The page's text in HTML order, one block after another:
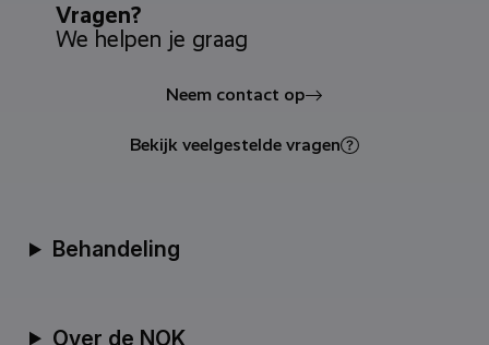
Vragen?
We helpen je graag
Neem contact op
Bekijk veelgestelde vragen
Behandeling
Over de NOK